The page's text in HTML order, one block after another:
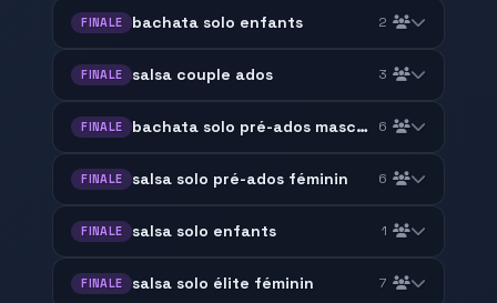
FINALE bachata solo enfants 2
FINALE salsa couple ados 3
FINALE bachata solo pré-ados masculin 6
FINALE salsa solo pré-ados féminin 6
FINALE salsa solo enfants 1
FINALE salsa solo élite féminin 7